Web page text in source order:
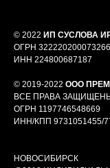
© 2022 ИП СУСЛОВА
ОГРН 322220200073266
ИНН 224800687187
© 2019-2022 ООО
ВСЕ ПРАВА
ОГРН 1197746548669
ИНН/КПП 9731051455/
НОВОСИБИРСК